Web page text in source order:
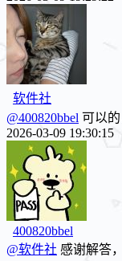
软件社
@400820bbel 可以
2026-03-09 19:30:15
400820bbel
@软件社 感谢解答